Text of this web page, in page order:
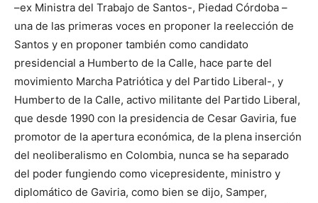
–ex Ministra del Trabajo de Santos-, Piedad Córdoba –
una de las primeras voces en proponer la reelección de
Santos y en proponer también como candidato
presidencial a Humberto de la Calle, hace parte del
movimiento Marcha Patriótica y del Partido Liberal-, y
Humberto de la Calle, activo militante del Partido Liberal,
que desde 1990 con la presidencia de Cesar Gaviria, fue
promotor de la apertura económica, de la plena inserción
del neoliberalismo en Colombia, nunca se ha separado
del poder fungiendo como vicepresidente, ministro y
diplomático de Gaviria, como bien se dijo, Samper,